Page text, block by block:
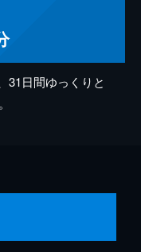
31日間ゆっくりと